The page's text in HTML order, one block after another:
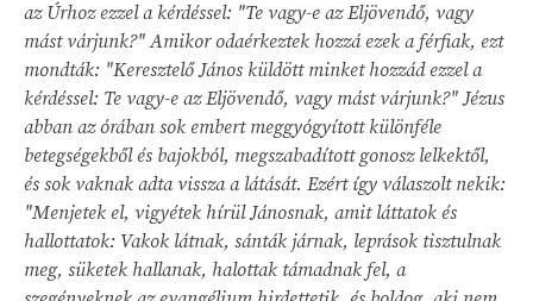
az Úrhoz ezzel a kérdéssel: "Te vagy-e az Eljövendő, vagy
mást várjunk?" Amikor odaérkeztek hozzá ezek a férfiak, ezt
mondták: "Keresztelő János küldött minket hozzád ezzel a
kérdéssel: Te vagy-e az Eljövendő, vagy mást várjunk?" Jézus
abban az órában sok embert meggyógyított különféle
betegségekből és bajokból, megszabadított gonosz lelkektől,
és sok vaknak adta vissza a látását. Ezért így válaszolt nekik:
"Menjetek el, vigyétek hírül Jánosnak, amit láttatok és
hallottatok: Vakok látnak, sánták járnak, leprások tisztulnak
meg, süketek hallanak, halottak támadnak fel, a